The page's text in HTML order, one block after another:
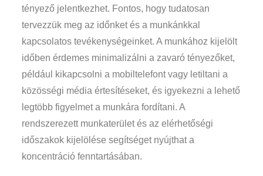
tényező jelentkezhet. Fontos, hogy tudatosan
tervezzük meg az időnket és a munkánkkal
kapcsolatos tevékenységeinket. A munkához kijelölt
időben érdemes minimalizálni a zavaró tényezőket,
például kikapcsolni a mobiltelefont vagy letiltani a
közösségi média értesítéseket, és igyekezni a lehető
legtöbb figyelmet a munkára fordítani. A
rendszerezett munkaterület és az elérhetőségi
időszakok kijelölése segítséget nyújthat a
koncentráció fenntartásában.